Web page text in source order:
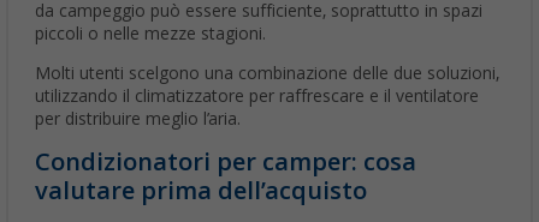
da campeggio può essere sufficiente, soprattutto in spazi
piccoli o nelle mezze stagioni.
Molti utenti scelgono una combinazione delle due soluzioni,
utilizzando il climatizzatore per raffrescare e il ventilatore
per distribuire meglio l’aria.
Condizionatori per camper: cosa
valutare prima dell’acquisto